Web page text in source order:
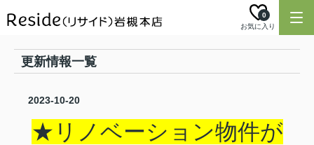
お気に入り
0
更新情報一覧
2023-10-20
★リノベーション物件が